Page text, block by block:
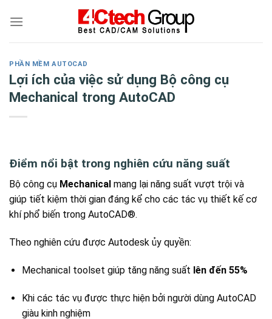
PHẦN MỀM AUTOCAD
Lợi ích của việc sử dụng Bộ công cụ
Mechanical trong AutoCAD
Điểm nổi bật trong nghiên cứu năng suất
Bộ công cụ Mechanical mang lại năng suất vượt trội và
giúp tiết kiệm thời gian đáng kể cho các tác vụ thiết kế cơ
khí phổ biến trong AutoCAD®.
Theo nghiên cứu được Autodesk ủy quyền:
Mechanical toolset giúp tăng năng suất lên đến 55%
Khi các tác vụ được thực hiện bởi người dùng AutoCAD
giàu kinh nghiệm